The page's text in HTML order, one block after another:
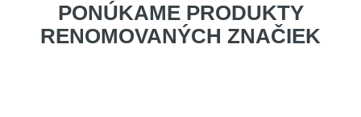
PONÚKAME PRODUKTY
RENOMOVANÝCH ZNAČIEK